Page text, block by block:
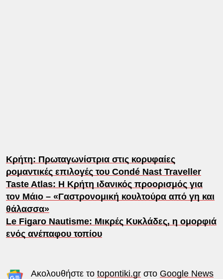
Κρήτη: Πρωταγωνίστρια στις κορυφαίες
ρομαντικές επιλογές του Condé Nast Traveller
Taste Atlas: Η Κρήτη ιδανικός προορισμός για
τον Μάιο – «Γαστρονομική κουλτούρα από γη και
θάλασσα»
Le Figaro Nautisme: Μικρές Κυκλάδες, η ομορφιά
ενός ανέπαφου τοπίου
Ακολουθήστε το topontiki.grστο Google News